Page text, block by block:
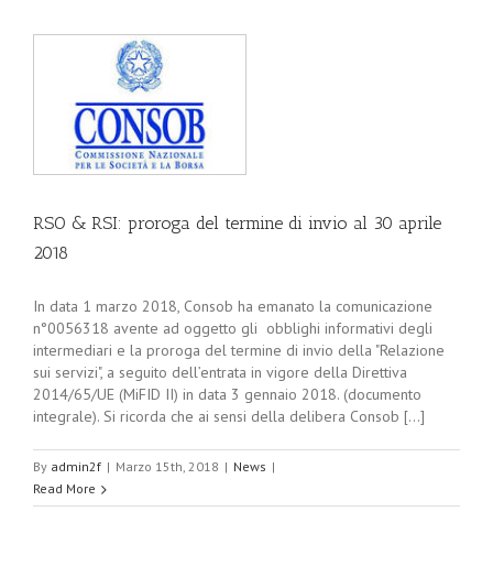
RSO & RSI: proroga del termine di invio al 30 aprile
2018
In data 1 marzo 2018, Consob ha emanato la comunicazione
n°0056318 avente ad oggetto gli obblighi informativi degli
intermediari e la proroga del termine di invio della "Relazione
sui servizi", a seguito dell’entrata in vigore della Direttiva
2014/65/UE (MiFID II) in data 3 gennaio 2018. (documento
integrale). Si ricorda che ai sensi della delibera Consob [...]
By admin2f | Marzo 15th, 2018 | News |
Read More